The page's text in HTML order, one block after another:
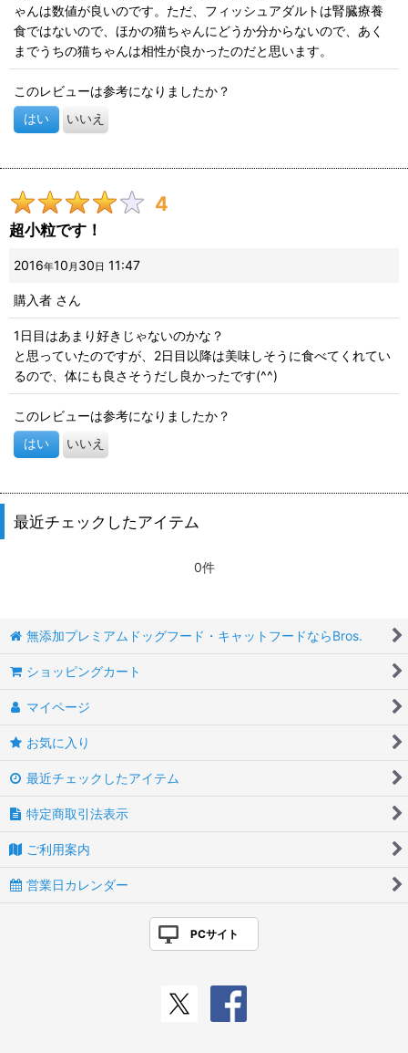
絞り込む
ゃんは数値が良いのです。ただ、フィッシュアダルトは腎臓療養
食ではないので、ほかの猫ちゃんにどうか分からないので、あく
までうちの猫ちゃんは相性が良かったのだと思います。
このレビューは参考になりましたか？
はい いいえ
4
超小粒です！
2016年10 月 30 日 11:47
購入者 さん
1日目はあまり好きじゃないのかな？
と思っていたのですが、2日目以降は美味しそうに食べてくれてい
るので、体にも良さそうだし良かったです(^^)
このレビューは参考になりましたか？
はい いいえ
最近チェックしたアイテム
0件
無添加プレミアムドッグフード・キャットフードならBros.
ショッピングカート
マイページ
お気に入り
最近チェックしたアイテム
特定商取引法表示
ご利用案内
営業日カレンダー
PCサイト